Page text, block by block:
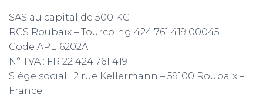
SAS au capital de 500 K€
RCS Roubaix – Tourcoing 424 761 419 00045
Code APE 6202A
N° TVA : FR 22 424 761 419
Siège social : 2 rue Kellermann – 59100 Roubaix –
France.